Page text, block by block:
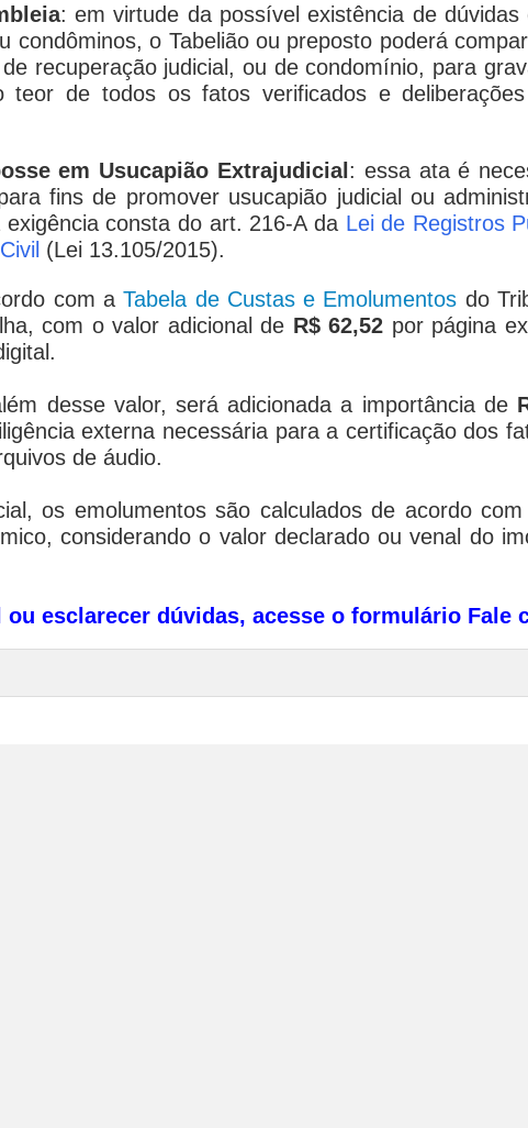
: em virtude da possível existência de
condôminos, o Tabelião ou preposto poderá
recuperação judicial, ou de condomínio, para
teor de todos os fatos verificados e
em Usucapião Extrajudicial : essa ata é
fins de promover usucapião judicial ou
consta do art. 216-A da Lei de Registros
(Lei 13.105/2015).
com aTabela de Custas e Emolumentos do
com o valor adicional de R$ 62,52 por página
desse valor, será adicionada a importância de
externa necessária para a certificação dos
de áudio.
os emolumentos são calculados de acordo
considerando o valor declarado ou venal do
esclarecer dúvidas, acesse o formulário Fale